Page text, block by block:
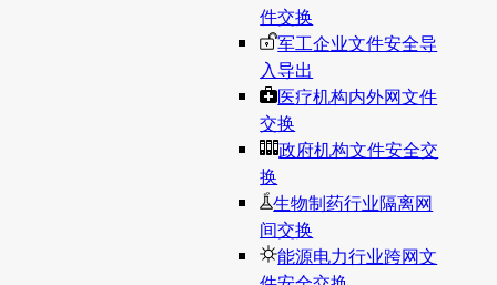
件交换
军工企业文件安全导
入导出
医疗机构内外网文件
交换
政府机构文件安全交
换
生物制药行业隔离网
间交换
能源电力行业跨网文